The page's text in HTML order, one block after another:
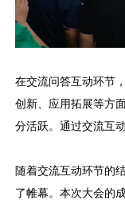
在交流问答互动环节
创新、应用拓展等方
分活跃。通过交流互
随着交流互动环节的
了帷幕。本次大会的